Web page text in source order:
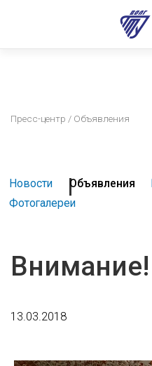
Пресс-центр / Объявления
Новости Объявления
Фотогалереи
Внимание!
13.03.2018